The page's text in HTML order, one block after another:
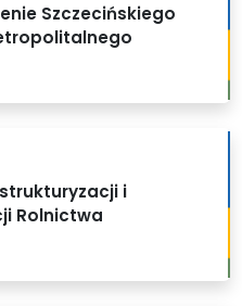
Szczecińskiego
i
Rolnictwa